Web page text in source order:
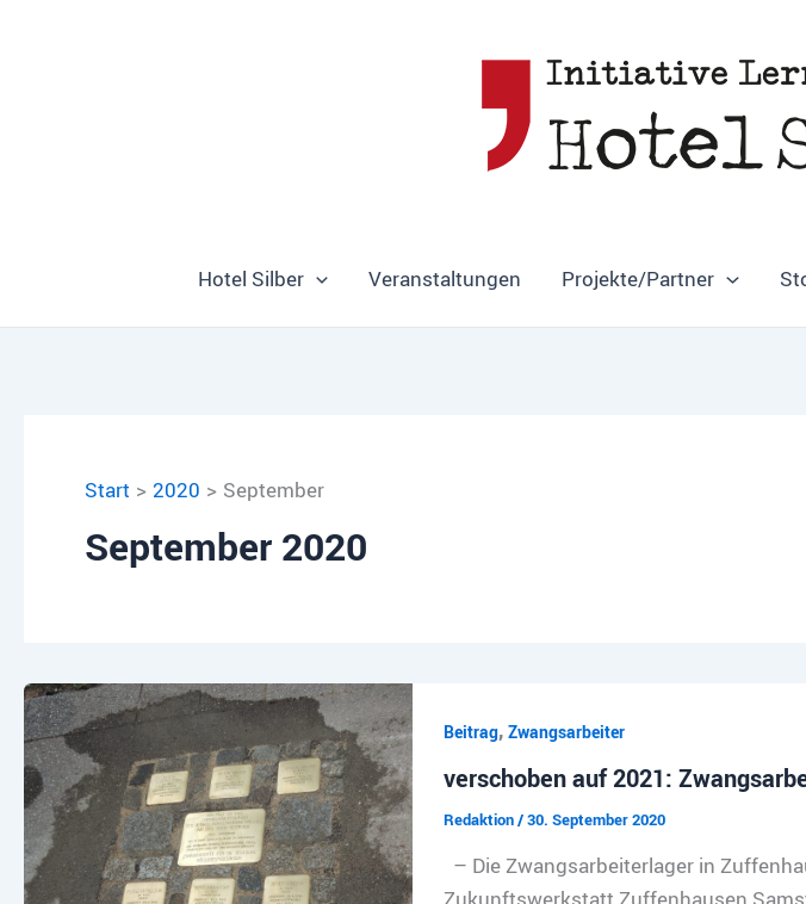
Hotel Silber Veranstaltungen Projekte/Partner
Start 2020 September
September 2020
Beitrag, Zwangsarbeiter
verschoben auf 2021:
Redaktion/30. September 2020
– Die Zwangsarbeiterlager in
Zukunftswerkstatt Zuffenhausen